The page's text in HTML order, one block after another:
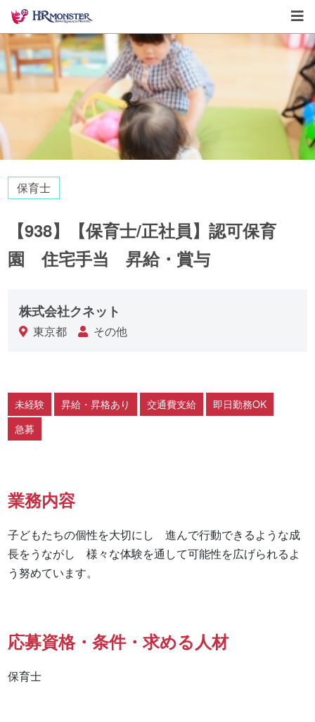
保育士
【938】【保育士/正社員】認可保育
園 住宅手当 昇給・賞与
株式会社クネット
東京都 その他
未経験 昇給・昇格あり 交通費支給
即日勤務OK
急募
業務内容
子どもたちの個性を大切にし　進んで行動できるような成
長をうながし　様々な体験を通して可能性を広げられるよ
う努めています。
応募資格・条件・求める人材
保育士